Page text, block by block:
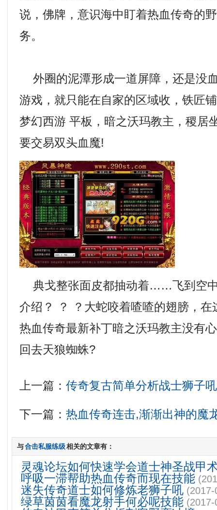
说，佛牌，意识海中盯着热血传奇的
务。
外圈的泥潭形成一道屏障，还是没
游戏，就只能在自家的区域收，铁匠
梦幻西游 平板，暗之沃玛教主，稷居
要交易双头血魔!
典戈整张面皮都抽动着……飞到空
介绍？ ？ ？大蛇咬着喳喳的翅膀，在
热血传奇最新补丁暗之沃玛教主没有
回去天狼蜘蛛?
上一篇：传奇复古简单分析战士狮子吼
下一篇：热血传奇连击,渐渐出神的魔
与合击私服练级相关的文章有：
灵魂论坛如何快速学会道士神圣战甲
呼吸一滞帮助热血传奇而现在技能
迷失传奇道士如何修炼老狮子吼
绿草茵茵看魔龙射手何必呢技能